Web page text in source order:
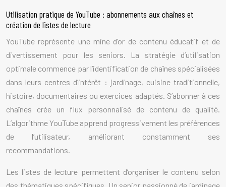
Utilisation pratique de YouTube : abonnements aux chaînes et
création de listes de lecture
YouTube représente une mine d’or de contenu éducatif et de
divertissement pour les seniors. La stratégie d’utilisation
optimale commence par l’identification de chaînes spécialisées
dans leurs centres d’intérêt : jardinage, cuisine traditionnelle,
histoire, documentaires ou exercices adaptés. S’abonner à ces
chaînes crée un flux personnalisé de contenu de qualité.
L’algorithme YouTube apprend progressivement les préférences
de l’utilisateur, améliorant constamment ses
recommandations.
Les listes de lecture permettent d’organiser le contenu selon